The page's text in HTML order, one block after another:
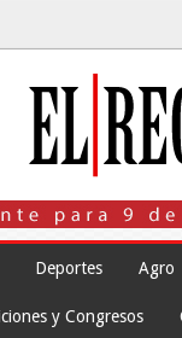
Deportes Agro
y Congresos